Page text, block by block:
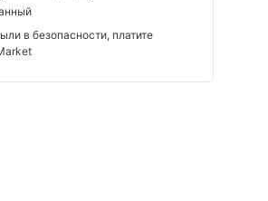
в безопасности, платите